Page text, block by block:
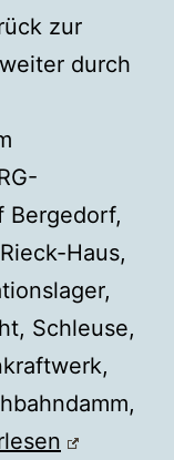
zur
weiter durch
Bergedorf,
Haus,
Schleuse,